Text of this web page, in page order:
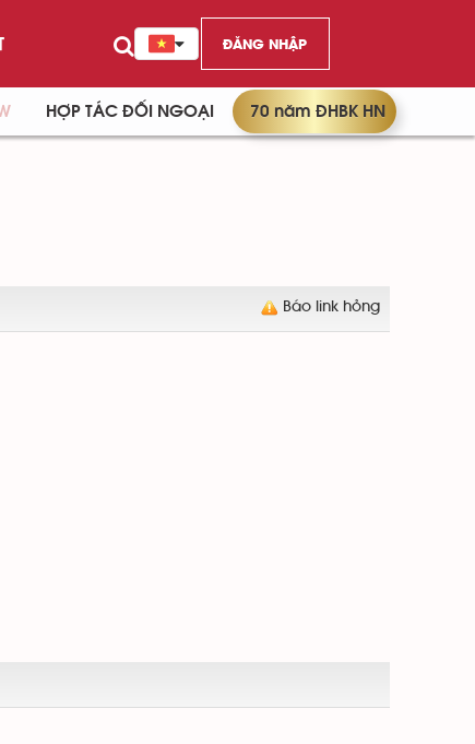
ĐĂNG NHẬP
HỢP TÁC ĐỐI NGOẠI 70 năm ĐHBK HN
Báo link hỏng